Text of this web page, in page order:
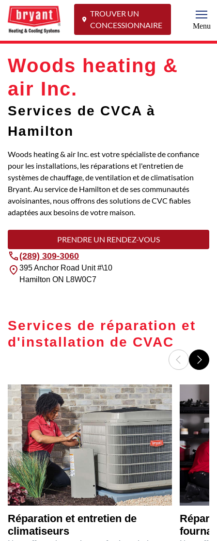
TROUVER UN
CONCESSIONNAIRE
Menu
Woods heating &
air Inc.
Services de CVCA à
Hamilton
Woods heating & air Inc. est votre spécialiste de confiance
pour les installations, les réparations et l'entretien de
systèmes de chauffage, de ventilation et de climatisation
Bryant. Au service de Hamilton et de ses communautés
avoisinantes, nous offrons des solutions de CVC fiables
adaptées aux besoins de votre maison.
PRENDRE UN RENDEZ-VOUS
(289) 309-3060
395 Anchor Road Unit #\10
Hamilton ON L8W0C7
Services de réparation et
d'installation de CVAC
Réparation et entretien de
climatiseurs